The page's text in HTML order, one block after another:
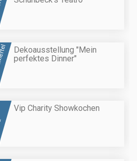
Dekoausstellung "Mein
perfektes Dinner"
Vip Charity Showkochen